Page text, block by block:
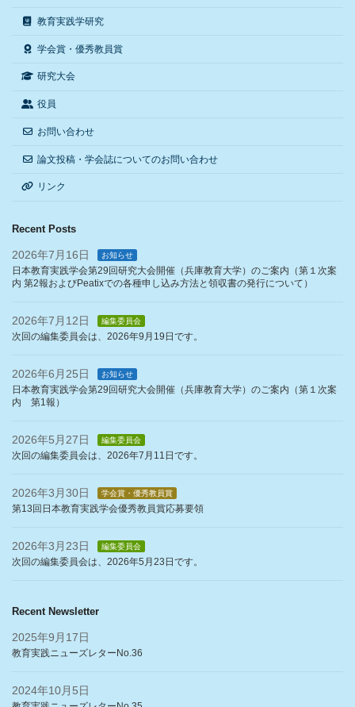
教育実践学研究
学会賞・優秀教員賞
研究大会
役員
お問い合わせ
論文投稿・学会誌についてのお問い合わせ
リンク
Recent Posts
2026年7月16日 お知らせ
日本教育実践学会第29回研究大会開催（兵庫教育大学）のご案内（第１次案
内 第2報およびPeatixでの各種申し込み方法と領収書の発行について）
2026年7月12日 編集委員会
次回の編集委員会は、2026年9月19日です。
2026年6月25日 お知らせ
日本教育実践学会第29回研究大会開催（兵庫教育大学）のご案内（第１次案
内 第1報）
2026年5月27日 編集委員会
次回の編集委員会は、2026年7月11日です。
2026年3月30日 学会賞・優秀教員賞
第13回日本教育実践学会優秀教員賞応募要領
2026年3月23日 編集委員会
次回の編集委員会は、2026年5月23日です。
Recent Newsletter
2025年9月17日
教育実践ニューズレターNo.36
2024年10月5日